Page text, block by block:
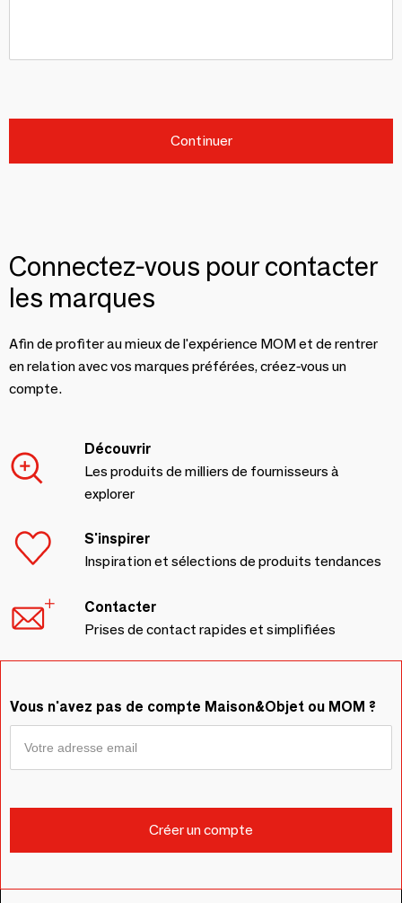
Continuer
Connectez-vous pour contacter
les marques
Afin de profiter au mieux de l'expérience MOM et de rentrer
en relation avec vos marques préférées, créez-vous un
compte.
Découvrir
Les produits de milliers de fournisseurs à
explorer
S'inspirer
Inspiration et sélections de produits tendances
Contacter
Prises de contact rapides et simplifiées
Vous n'avez pas de compte Maison&Objet ou MOM ?